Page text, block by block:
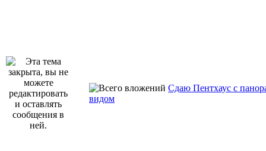
Сдаю Пентхаус с
видом